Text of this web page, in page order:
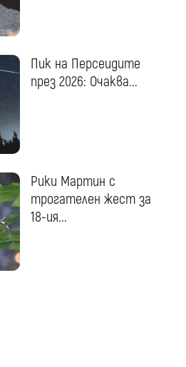
Пик на Персеидите
през 2026: Очаква...
Рики Мартин с
трогателен жест за
18-ия...